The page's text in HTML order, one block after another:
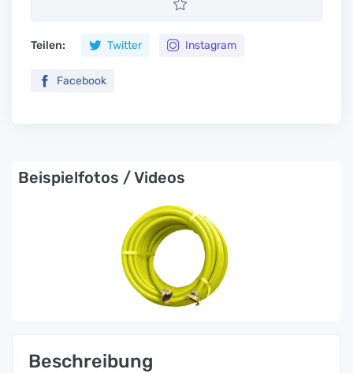
Teilen: Twitter Instagram
Facebook
Beispielfotos / Videos
Beschreibung